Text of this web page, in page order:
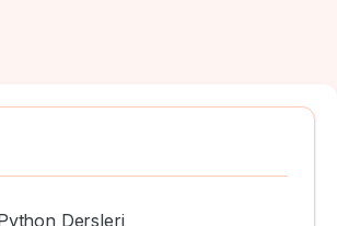
Dersleri